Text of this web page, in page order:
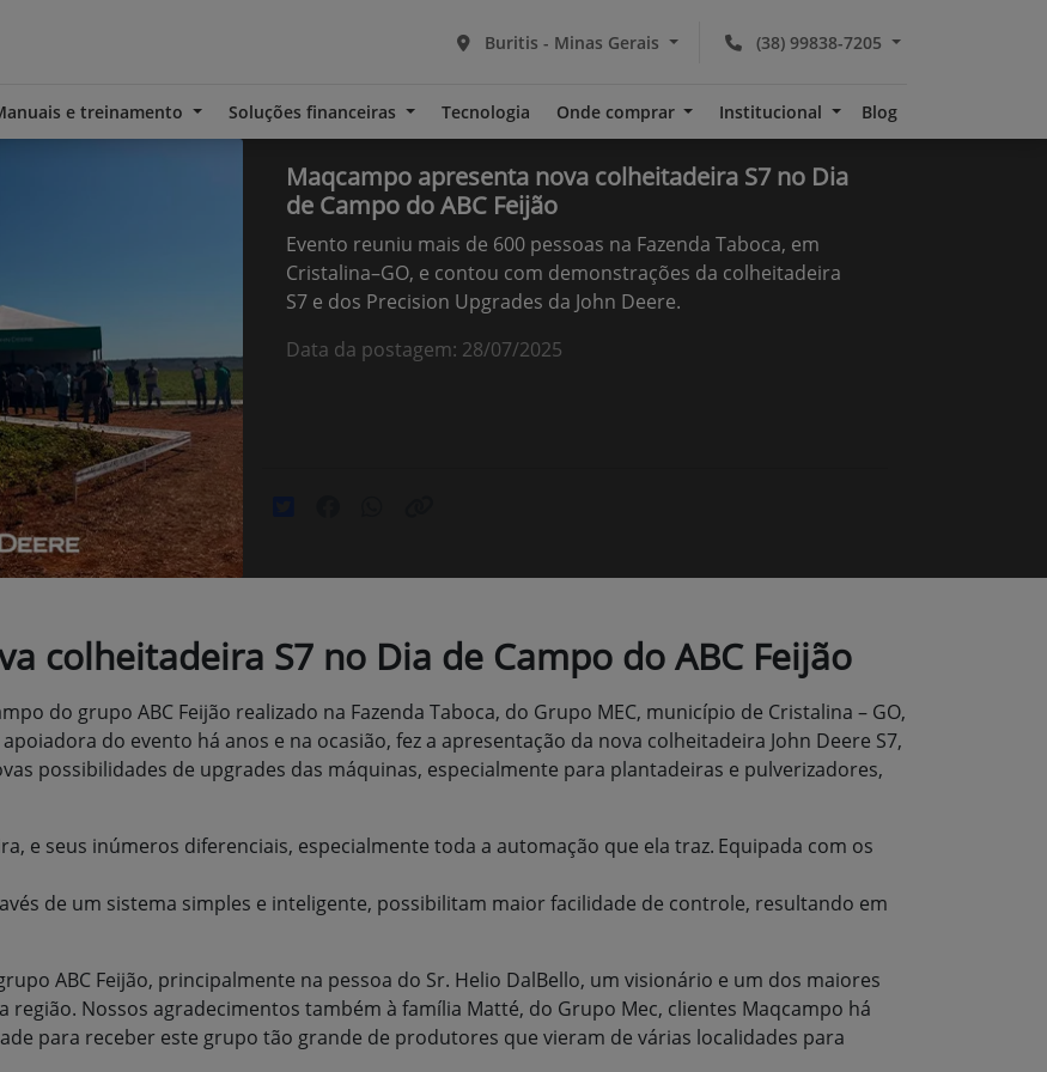
(38) 99838-7205
Buritis - Minas Gerais
e treinamento Soluções financeiras Tecnologia Onde comprar Institucional Blog
Maqcampo apresenta nova colheitadeira S7 no Dia
de Campo do ABC Feijão
Evento reuniu mais de 600 pessoas na Fazenda Taboca, em
Cristalina–GO, e contou com demonstrações da colheitadeira
S7 e dos Precision Upgrades da John Deere.
Data da postagem: 28/07/2025
colheitadeira S7 no Dia de Campo do ABC Feijão
do grupo ABC Feijão realizado na Fazenda Taboca, do Grupo MEC, município de Cristalina – GO,
do evento há anos e na ocasião, fez a apresentação da nova colheitadeira John Deere S7,
possibilidades de upgrades das máquinas, especialmente para plantadeiras e pulverizadores,
e seus inúmeros diferenciais, especialmente toda a automação que ela traz. Equipada com os
de um sistema simples e inteligente, possibilitam maior facilidade de controle, resultando em
ABC Feijão, principalmente na pessoa do Sr. Helio DalBello, um visionário e um dos maiores
Nossos agradecimentos também à família Matté, do Grupo Mec, clientes Maqcampo há
para receber este grupo tão grande de produtores que vieram de várias localidades para